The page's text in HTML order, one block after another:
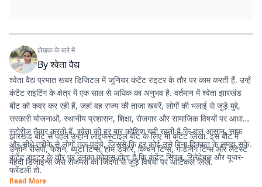
लेखक के बारे में
Byश्वेता वैद्य
श्वेता वैद्य प्रभात खबर डिजिटल में जूनियर कंटेंट राइटर के तौर पर काम करती हैं. उन्हें
कंटेंट राइटिंग के क्षेत्र में एक साल से अधिक का अनुभव है. वर्तमान में श्वेता झारखंड
बीट को कवर कर रही हैं, जहां वह राज्य की ताजा खबरें, लोगों की भलाई से जुड़े मुद्दे,
सरकारी योजनाओं, स्थानीय प्रशासन, शिक्षा, रोजगार और सामाजिक विषयों पर आधारित
स्टोरीज तैयार करती हैं. श्वेता की हर बार कोशिश यही रहती है कि बात आसान, साफ
और सीधे तरीके से लोगों तक पहुंचे, जिससे कि हर कोई उसे बिना दिक्कत के समझ सके.
कंटेंट राइटर के तौर पर उनका फोकस होता है कि कंटेंट सिंपल, रिलेटेबल और यूजर-
फ्रेंडली हो.
झारखंड बीट से पहले उन्होंने लाइफस्टाइल बीट के लिए भी कंटेंट लिखा. इस बीट में
उन्होंने रेसिपी, फैशन, ब्यूटी टिप्स, होम डेकोर, किचन टिप्स, गार्डनिंग टिप्स और लेटेस्ट
मेहंदी डिजाइन्स जैसे रोजमर्रा की जिंदगी से जुड़े विषयों पर आर्टिकल लिखे.
Read More